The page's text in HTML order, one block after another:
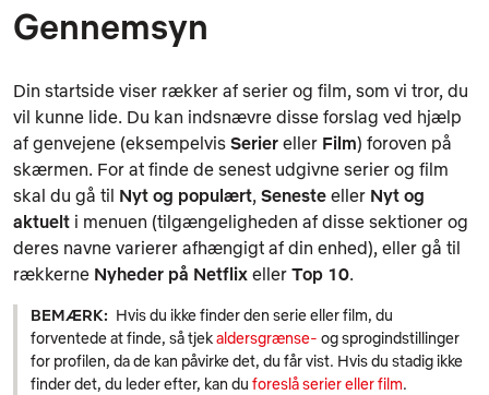
Gennemsyn
Din startside viser rækker af serier og film, som vi tror, du
vil kunne lide. Du kan indsnævre disse forslag ved hjælp
af genvejene (eksempelvis Serier eller Film) foroven på
skærmen. For at finde de senest udgivne serier og film
skal du gå til Nyt og populært, Seneste eller Nyt og
aktuelt i menuen (tilgængeligheden af disse sektioner og
deres navne varierer afhængigt af din enhed), eller gå til
rækkerne Nyheder på Netflix eller Top 10.
BEMÆRK: Hvis du ikke finder den serie eller film, du
forventede at finde, så tjekaldersgrænse- og sprogindstillinger
for profilen, da de kan påvirke det, du får vist. Hvis du stadig ikke
finder det, du leder efter, kan du foreslå serier eller film.